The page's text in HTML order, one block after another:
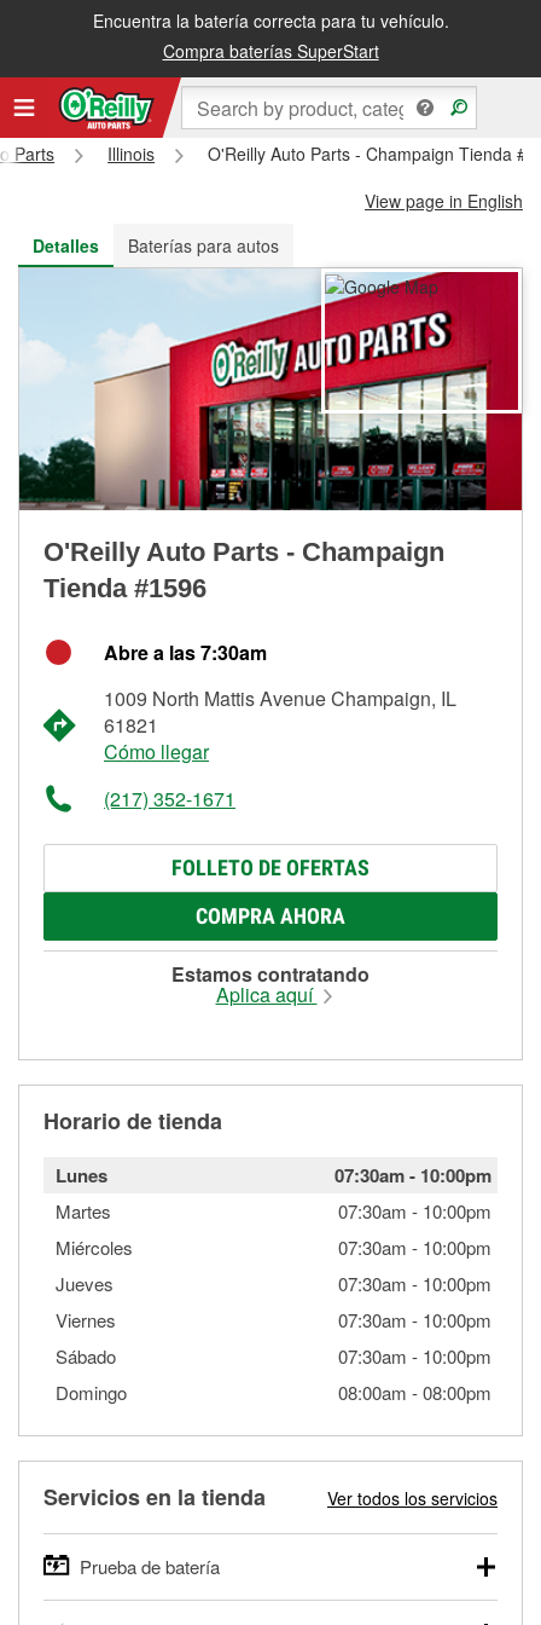
Encuentra la batería correcta para tu vehículo.
Compra baterías SuperStart
Recibe tu orden gratis al día siguiente o recógela en la tienda
Parts Illinois
O'Reilly Auto Parts - Champaign Tienda
View page in English
Detalles
Baterías para autos
O'Reilly Auto Parts - Champaign
Tienda #1596
Abre a las 7:30am
1009 North Mattis Avenue Champaign, IL
61821
Cómo llegar
(217) 352-1671
FOLLETO DE OFERTAS
COMPRA AHORA
Estamos contratando
Aplica aquí
Horario de tienda
Lunes 07:30am- 10:00pm
Martes 07:30am - 10:00pm
Miércoles
07:30am - 10:00pm
Jueves
07:30am - 10:00pm
Viernes
07:30am - 10:00pm
Sábado
07:30am - 10:00pm
Domingo
08:00am -08:00pm
Servicios en la tienda Ver todos los servicios
Prueba de batería